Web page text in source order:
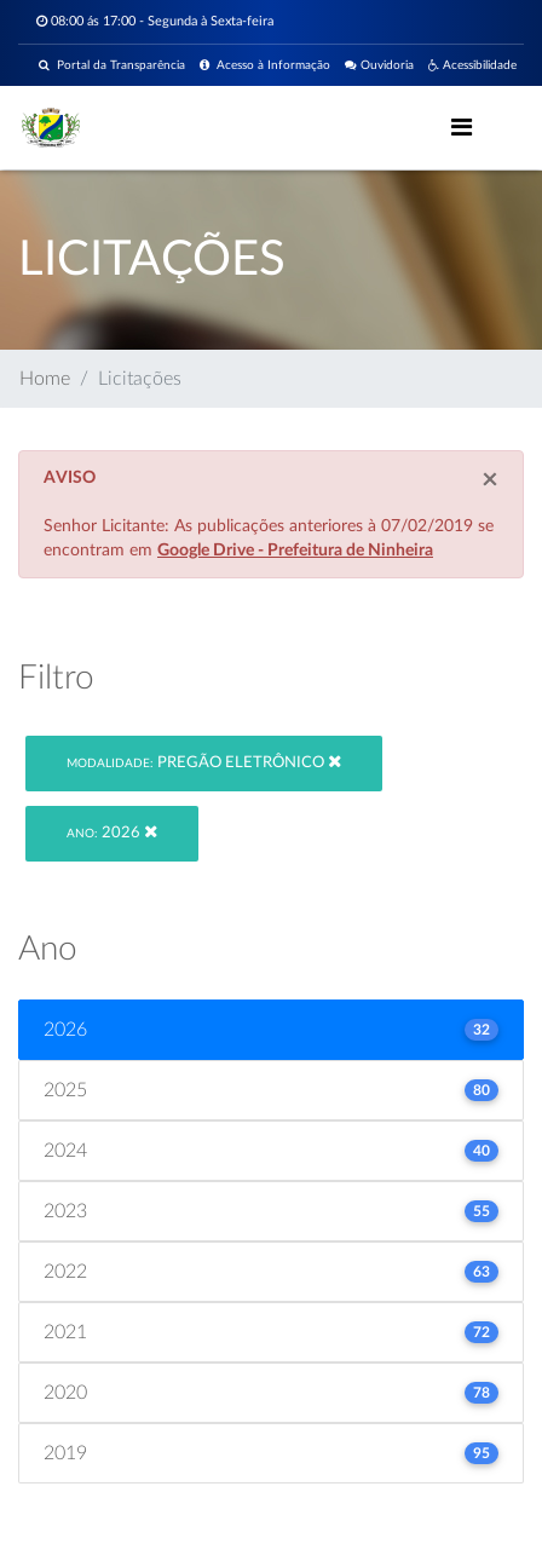
08:00 ás 17:00 - Segunda à Sexta-feira
Acessibilidade
Ouvidoria
Acesso à Informação
Portal da Transparência
LICITAÇÕES
Home Licitações
×
AVISO
Senhor Licitante: As publicações anteriores à 07/02/2019 se
encontram em Google Drive - Prefeitura de Ninheira
Filtro
MODALIDADE: PREGÃO ELETRÔNICO
ANO: 2026
Ano
2026 32
2025 80
2024 40
2023 55
2022 63
2021 72
2020 78
2019 95